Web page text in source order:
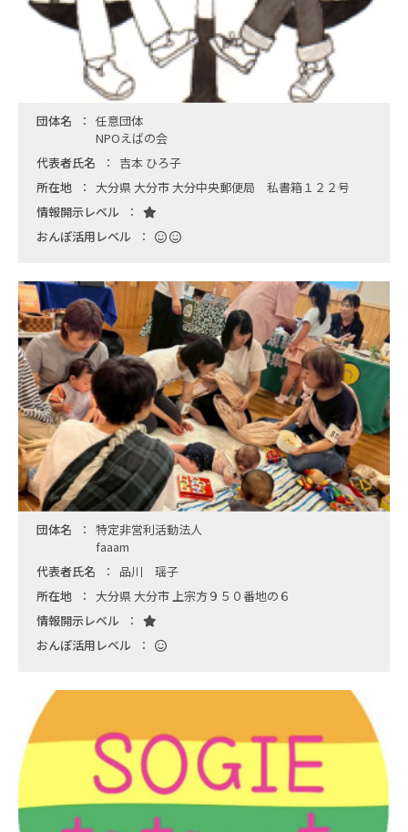
団体名
任意団体
NPOえばの会
代表者氏名
吉本 ひろ子
所在地
大分県 大分市 大分中央郵便局 私書箱１２２号
情報開示レベル
おんぽ活用レベル
団体名
特定非営利活動法人
faaam
代表者氏名
品川 瑶子
所在地
大分県 大分市 上宗方９５０番地の６
情報開示レベル
おんぽ活用レベル